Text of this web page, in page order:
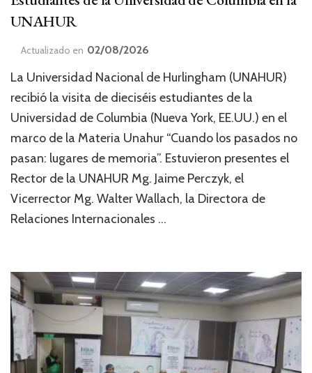
UNAHUR
Actualizado en 02/08/2026
La Universidad Nacional de Hurlingham (UNAHUR)
recibió la visita de dieciséis estudiantes de la
Universidad de Columbia (Nueva York, EE.UU.) en el
marco de la Materia Unahur “Cuando los pasados no
pasan: lugares de memoria”. Estuvieron presentes el
Rector de la UNAHUR Mg. Jaime Perczyk, el
Vicerrector Mg. Walter Wallach, la Directora de
Relaciones Internacionales …